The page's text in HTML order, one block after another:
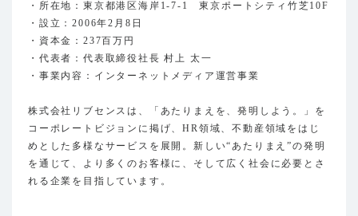
・所在地：東京都港区海岸1-7-1 東京ポートシティ竹芝10F
・設立：2006年2月8日
・資本金：237百万円
・代表者：代表取締役社長 村上 太一
・事業内容：インターネットメディア運営事業
株式会社リブセンスは、「あたりまえを、発明しよう。」を
コーポレートビジョンに掲げ、HR領域、不動産領域をはじ
めとした多様なサービスを展開。新しい“あたりまえ”の発明
を通じて、より多くのお客様に、そして広く社会に必要とさ
れる企業を目指しています。